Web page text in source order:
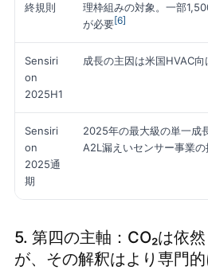
終規則
理枠組みの対象。一部
が必要[6]
Sensiri
on
2025H1
成長の主因は米国HVAC
Sensiri
on
2025通
期
2025年の最大級の単一成
A2L漏えいセンサー事業の
5. 第四の主軸：CO₂は依
が、その解釈はより専門